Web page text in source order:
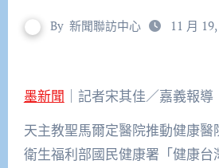
By 新聞聯訪中心 11 月
墨新聞 ｜記者宋其佳／嘉義報導
天主教聖馬爾定醫院推動健康醫
衛生福利部國民健康署「健康台